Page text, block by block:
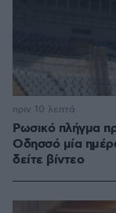
Ρωσικό πλήγμα
Οδησσό μία
δείτε βίντεο
πριν 10 λεπτά